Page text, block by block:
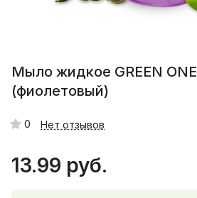
Мыло жидкое GREEN
(фиолетовый)
0 Нет отзывов
13.99 руб.